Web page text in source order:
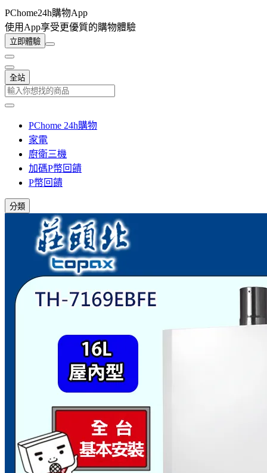
PChome24h購物App
使用App享受更優質的購物體驗
立即體驗
全站
PChome 24h購物
家電
廚衛三機
加碼P幣回饋
P幣回饋
分類